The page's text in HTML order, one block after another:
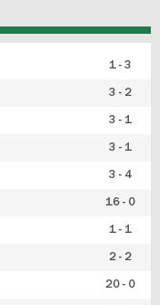
1 - 3
3 - 2
3 - 1
3 - 1
3 - 4
16 - 0
1 - 1
2 - 2
20 - 0